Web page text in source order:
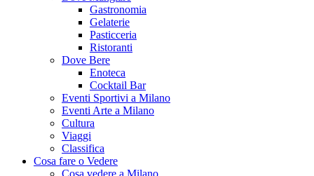
Gastronomia
Gelaterie
Pasticceria
Ristoranti
Dove Bere
Enoteca
Cocktail Bar
Eventi Sportivi a Milano
Eventi Arte a Milano
Cultura
Viaggi
Classifica
Cosa fare o Vedere
Cosa vedere a Milano